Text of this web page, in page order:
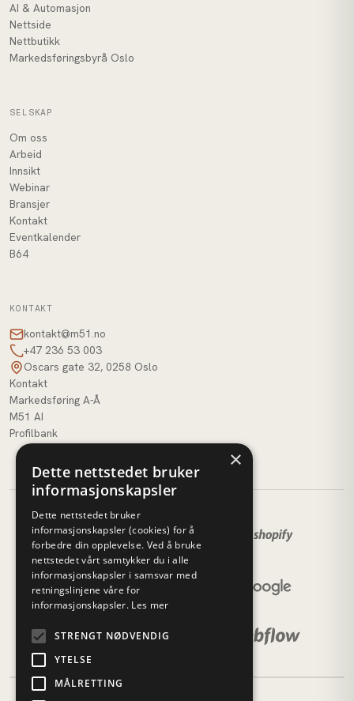
AI & Automasjon
Nettside
Nettbutikk
Markedsføringsbyrå Oslo
SELSKAP
Om oss
Arbeid
Innsikt
Webinar
Bransjer
Kontakt
Eventkalender
B64
KONTAKT
kontakt@m51.no
+47 236 53 003
Oscars gate 32, 0258 Oslo
Kontakt
Markedsføring A-Å
M51 AI
Profilbank
×
Dette nettstedet bruker
informasjonskapsler
Dette nettstedet bruker
informasjonskapsler (cookies) for å
forbedre din opplevelse. Ved å bruke
nettstedet vårt samtykker du i alle
informasjonskapsler i samsvar med
retningslinjene våre for
informasjonskapsler. Les mer
STRENGT NØDVENDIG
YTELSE
MÅLRETTING